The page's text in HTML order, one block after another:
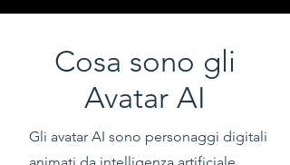
Cosa sono gli
Avatar AI
Gli avatar AI sono personaggi digitali